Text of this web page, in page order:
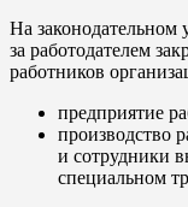
На законодательном
за работодателем
работников
предприятие
производство
и сотрудники
специальном